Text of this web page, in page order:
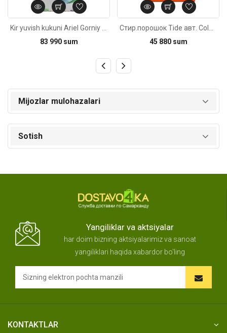
83 990 sum
45 880 sum
Mijozlar mulohazalari
Sotish
Yangiliklar va aktsiyalar
har doim bizning aktsiyalarimiz va sanoat
yangiliklari haqida xabardor bo'ling
KONTAKTLAR